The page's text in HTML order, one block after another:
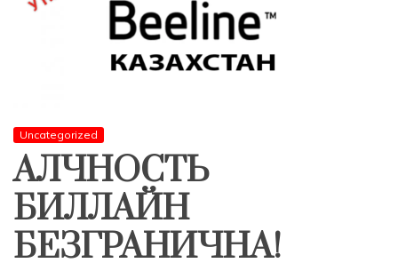
Uncategorized
АЛЧНОСТЬ
БИЛЛАЙН
БЕЗГРАНИЧНА!